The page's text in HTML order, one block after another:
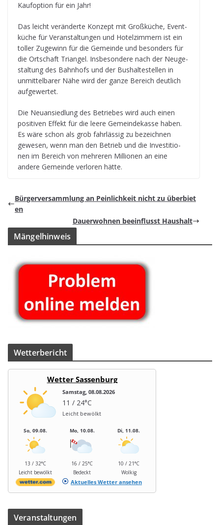
Kauf­op­tion für ein Jahr!
Das leicht ver­än­derte Kon­zept mit Groß­kü­che, Event­
kü­che für Ver­an­stal­tun­gen und Hotel­zim­mern ist ein
tol­ler Zuge­winn für die Gemeinde und beson­ders für
die Ort­schaft Tri­an­gel. Ins­be­son­dere nach der Neu­ge­
stal­tung des Bahn­hofs und der Bus­hal­te­stel­len in
unmit­tel­ba­rer Nähe wird der ganze Bereich deut­lich
aufgewertet.
Die Neu­an­sied­lung des Betrie­bes wird auch einen
posi­ti­ven Effekt für die leere Gemein­de­kasse haben.
Es wäre schon als grob fahr­läs­sig zu bezeich­nen
gewe­sen, wenn man den Betrieb und die Inves­ti­tio­
nen im Bereich von meh­re­ren Mil­lio­nen an eine
andere Gemeinde ver­lo­ren hätte.
Bür­ger­ver­samm­lung an Pein­lich­keit nicht zu überbiet
en
Dau­er­woh­nen beein­flusst Haushalt
Män­gel­hin­weis
Wet­ter­be­richt
Wetter Sassenburg
Samstag, 08.08.2026
11 / 24°C
Leicht bewölkt
So, 09.08.
13 / 32°C
Leicht bewölkt
Mo, 10.08.
16 / 25°C
Bedeckt
Di, 11.08.
10 / 21°C
Wolkig
Aktuelles Wetter ansehen
Ver­an­stal­tun­gen